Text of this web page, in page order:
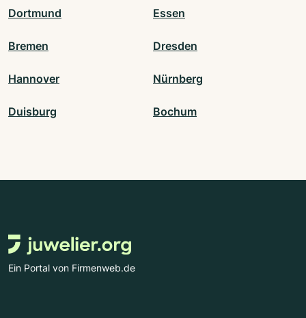
Dortmund Essen
Bremen Dresden
Hannover Nürnberg
Duisburg Bochum
Ein Portal von Firmenweb.de